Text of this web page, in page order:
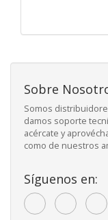
Sobre
Somos
damos soporte
acércate y
como de nuestros
Síguenos en: